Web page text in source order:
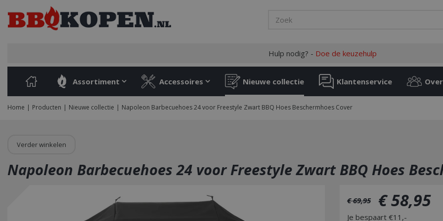
naar
content
Home Producten Nieuwe collectie Napoleon Barbecuehoes 24 voor Freestyle Zwart BBQ Hoes Beschermhoes Cover
Hulp nodig? - Doe de keuzehulp
Assortiment Accessoires Nieuwe collectie Klantenservice
Verder winkelen
Napoleon Barbecuehoes 24 voor Freestyle Zwart BBQ Hoes
€ 69,95 €58,95
Je bespaart €11,-